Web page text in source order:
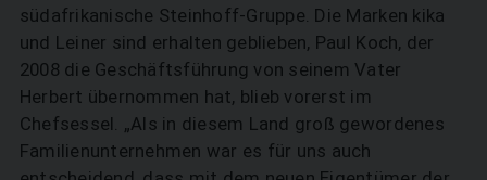
südafrikanische Steinhoff-Gruppe. Die Marken kika
und Leiner sind erhalten geblieben, Paul Koch, der
2008 die Geschäftsführung von seinem Vater
Herbert übernommen hat, blieb vorerst im
Chefsessel. „Als in diesem Land groß gewordenes
Familienunternehmen war es für uns auch